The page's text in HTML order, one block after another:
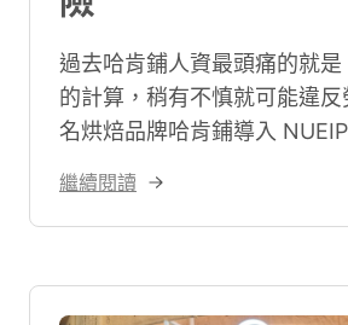
過去哈肯鋪人資最頭痛的就是
的計算，稍有不慎就可能違
名烘焙品牌哈肯鋪導入
排班與變形工時法規自動檢核
繼續閱讀